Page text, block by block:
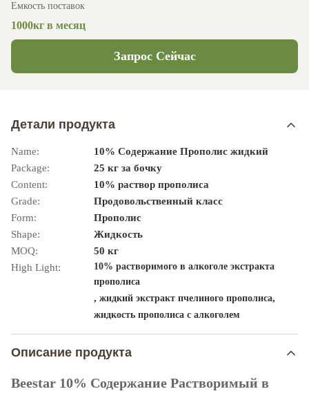
Емкость поставок
1000кг в месяц
Запрос Сейчас
Детали продукта
Name:
10% Содержание Прополис жидкий
Package:
25 кг за бочку
Content:
10% раствор прополиса
Grade:
Продовольственный класс
Form:
Прополис
Shape:
Жидкость
MOQ:
50 кг
High Light:
10% растворимого в алкоголе экстракта
прополиса
, жидкий экстракт пчелиного прополиса,
жидкость прополиса с алкоголем
Описание продукта
Beestar 10% Содержание Растворимый в